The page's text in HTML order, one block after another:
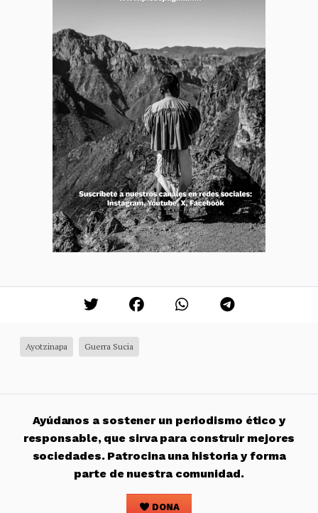
Ayotzinapa Guerra Sucia
Ayúdanos a sostener un periodismo ético y
responsable, que sirva para construir mejores
sociedades. Patrocina una historia y forma
parte de nuestra comunidad.
DONA